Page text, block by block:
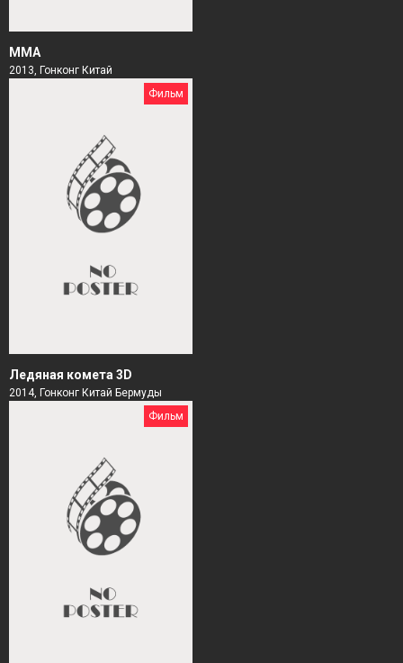
ММА
2013, Гонконг Китай
Фильм
Ледяная комета 3D
2014, Гонконг Китай Бермуды
Фильм